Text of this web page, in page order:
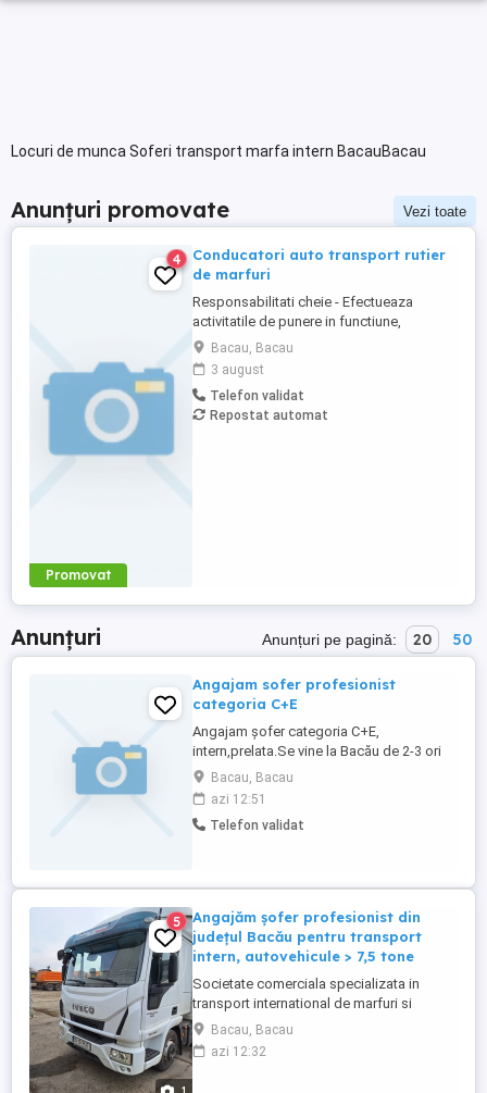
Locuri de munca Soferi transport marfa intern BacauBacau
Anunțuri promovate Vezi toate
Promovat
4
Conducatori auto transport rutier
de marfuri
Responsabilitati cheie - Efectueaza
activitatile de punere in functiune,
intretinere si reparatii, din punct de vedere
electric, al masinilor, utilajelor si a
echipamentelor, in conformitate cu
standardele tehnice si de calitate - Asigura
reglarea si functionarea normala si in
Bacau, Bacau
3 august
Telefon validat
Repostat automat
Anunțuri Anunțuri pe pagină: 20 50
Angajam sofer profesionist
categoria C+E
Angajam șofer categoria C+E,
intern,prelata.Se vine la Bacău de 2-3 ori
pe săptămână plus in weekend. Salar între
7000 și 9000 CERINTE: Permis de
conducere cat. C+E; Atestat profesional
pentru transport marfa; Card digital pentru
Bacau, Bacau
azi 12:51
Telefon validat
5
Angajăm șofer profesionist din
județul Bacău pentru transport
intern, autovehicule > 7,5 tone
Societate comerciala specializata in
transport international de marfuri si
logistica in transport, angajeaza soferi
profesionisti din judetul Bacau pentru
transport intern. Descrierea jobului -
Bacau, Bacau
azi 12:32